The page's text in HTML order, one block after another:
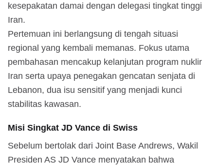
kesepakatan damai dengan delegasi tingkat tinggi
Iran.
Pertemuan ini berlangsung di tengah situasi
regional yang kembali memanas. Fokus utama
pembahasan mencakup kelanjutan program nuklir
Iran serta upaya penegakan gencatan senjata di
Lebanon, dua isu sensitif yang menjadi kunci
stabilitas kawasan.
Misi Singkat JD Vance di Swiss
Sebelum bertolak dari Joint Base Andrews, Wakil
Presiden AS JD Vance menyatakan bahwa